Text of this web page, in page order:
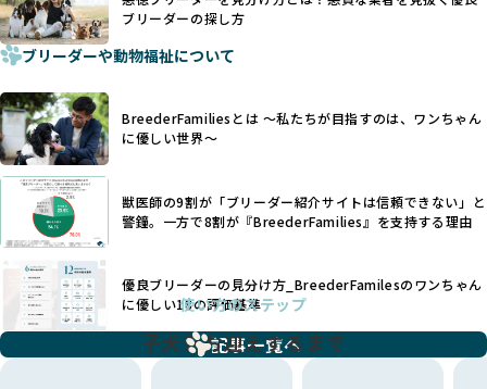
ています。
一部の営利優先のブリーディングでは、母犬の出産負担を考
えずに大量繁殖が行われ、親犬が心身ともに疲弊するケース
が見られます。さらに、コストカットのために食事を減らし
たり、栄養のない食事を与える、適切な健康管理が行われな
いなど、ワンちゃんの健康と福祉が犠牲にされることも少な
くありません。
また、健康リスクが予測しづらいミックス犬の繁殖や、愛情
が行き届かない多頭飼育等も問題です。これらのブリーディ
ング手法は、ワンちゃんの福祉を無視し、利益のみを追求す
るブリーダーによるものが多く、消費者にとっても深刻な課
題となっています。
BreederFamiliesでは、こうしたワンちゃんに優しくないブ
リーディングをなくすため、すべてのワンちゃんを家族のよ
うに大切に飼育・繁殖を行っている「優良ブリーダー」のみ
犬種ごとに異なる健康リスクや育て方のポイントを理解し、
適切に対応するためには、深い知識と豊富な経験が欠かせま
せん。現在、犬種は200種類以上あり、それぞれに特有の健康
たとえば、パグは呼吸器系のトラブルを抱えやすく、ラブラ
ドール・レトリバーには股関節形成不全への注意が必要で
す。このような犬種ごとの違いを熟知し、適切なケアを提供
できるかどうかは、ブリーダーの専門性に大きく関わりま
す。
優良ブリーダーは、少数の犬種（一般的に3種以内）に絞って
繁殖を行い、各犬種の特徴を熟知しています。これにより、
犬種ごとの健康管理や繁殖において質の高いケアを提供する
ことが可能です。
一方、営利優先ブリーダーは流行や需要に応じて扱う犬種を
増やす傾向があり、犬種ごとに異なる健康問題や適切な育成
環境を十分に考慮しない場合があります。こうしたブリーダ
ブリーダーの探し方
ブリーダーや動物福祉について
BreederFamiliesとは 〜私たちが目指すのは、ワンちゃん
に優しい世界〜
獣医師の9割が「ブリーダー紹介サイトは信頼できない」と
警鐘。一方で8割が『BreederFamilies』を支持する理由
優良ブリーダーの見分け方_BreederFamilesのワンちゃん
に優しい18の評価基準
記事一覧へ
使い方のステップ
子犬をお迎えするまで